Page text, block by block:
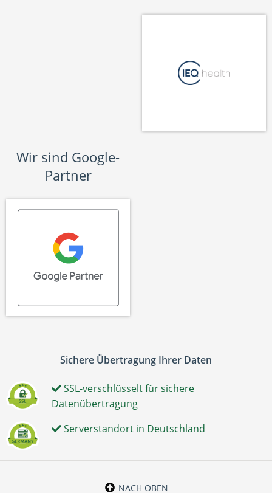
Wir sind Google-
Partner
Sichere Übertragung Ihrer Daten
SSL-verschlüsselt für sichere
Datenübertragung
Serverstandort in Deutschland
NACH OBEN